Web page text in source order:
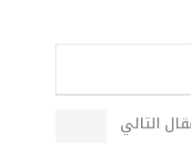
التالي